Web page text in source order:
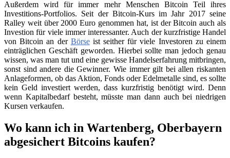
Außerdem wird für immer mehr Menschen Bitcoin Teil ihres
Investitions-Portfolios. Seit der Bitcoin-Kurs im Jahr 2017 seine
Ralley weit über 2000 Euro genommen hat, ist der Bitcoin auch als
Investion für viele immer interessanter. Auch der kurzfristige Handel
von Bitcoin an der Börseist seither für viele Investoren zu einem
einträglichen Geschäft geworden. Hierbei sollte man jedoch genau
wissen, was man tut und eine gewisse Handelserfahrung mitbringen,
sonst sind andere die Gewinner. Wie immer gilt bei allen riskanten
Anlageformen, ob das Aktion, Fonds oder Edelmetalle sind, es sollte
kein Geld investiert werden, dass kurzfristig benötigt wird. Denn
wenn Kapitalbedarf besteht, müsste man dann auch bei niedrigen
Kursen verkaufen.
Wo kann ich in Wartenberg, Oberbayern
abgesichert Bitcoins kaufen?